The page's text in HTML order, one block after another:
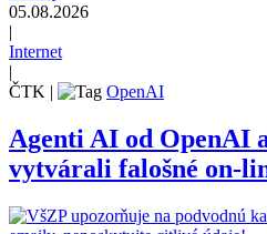
05.08.2026
|
Internet
|
ČTK | OpenAI
Agenti AI od OpenAI
vytvárali falošné on-